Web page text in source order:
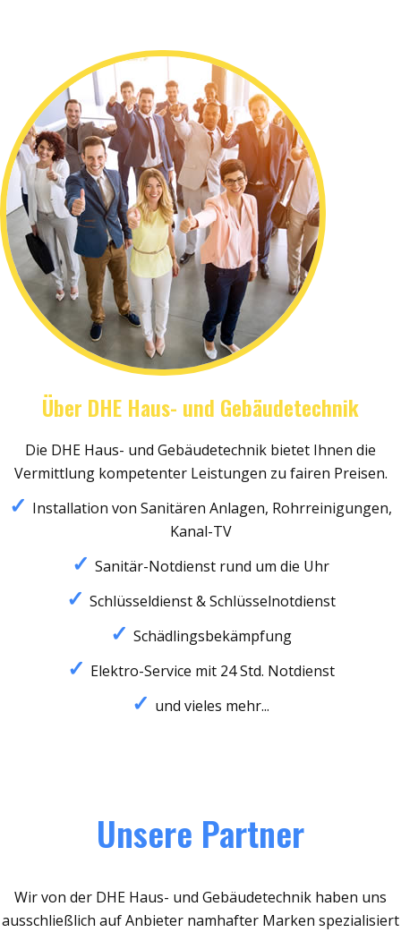
Über DHE Haus- und Gebäudetechnik
Die DHE Haus- und Gebäudetechnik bietet Ihnen die
Vermittlung kompetenter Leistungen zu fairen Preisen.
Installation von Sanitären Anlagen, Rohrreinigungen,
Kanal-TV
Sanitär-Notdienst rund um die Uhr
Schlüsseldienst & Schlüsselnotdienst
Schädlingsbekämpfung
Elektro-Service mit 24 Std. Notdienst
und vieles mehr...
Unsere Partner
Wir von der DHE Haus- und Gebäudetechnik haben uns
ausschließlich auf Anbieter namhafter Marken spezialisiert